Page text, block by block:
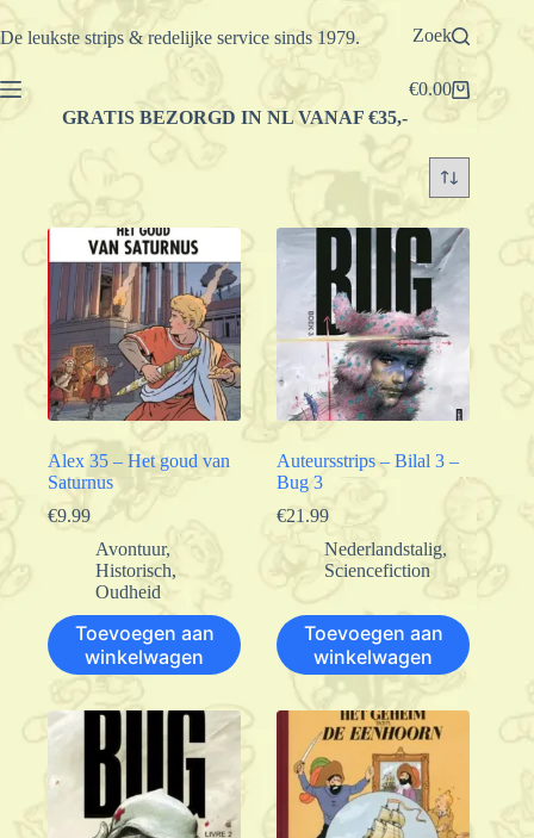
Ga
naar
De leukste strips & redelijke service sinds 1979. Zoek
Winkelwagen
€0.00
GRATIS BEZORGD IN NL VANAF €35,-
Alex 35 – Het goud van
Saturnus
€9.99
Avontuur,
Historisch,
Oudheid
Toevoegen aan
winkelwagen
Auteursstrips – Bilal 3 –
Bug 3
€21.99
Nederlandstalig,
Sciencefiction
Toevoegen aan
winkelwagen